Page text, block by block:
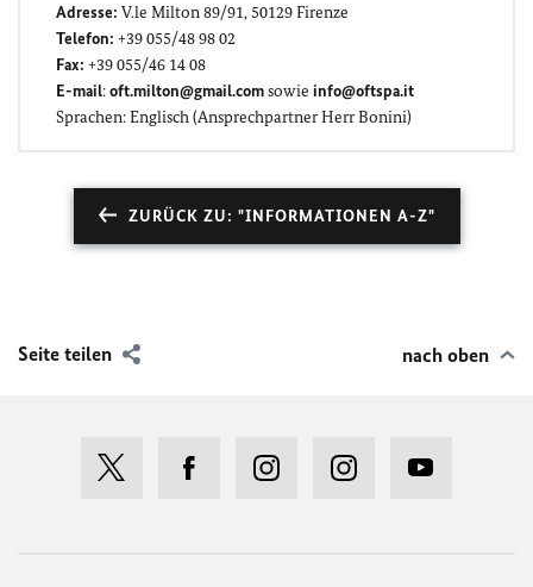
Adresse: V.le Milton 89/91, 50129 Firenze
Telefon: +39 055/48 98 02
Fax: +39 055/46 14 08
E-mail:oft.milton@gmail.comsowie info@oftspa.it
Sprachen: Englisch (Ansprechpartner Herr Bonini)
ZURÜCK ZU: "INFORMATIONEN A-Z"
Seite teilen nach oben